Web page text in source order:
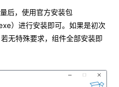
后，使用官方安装包
）进行安装即可。如果是初次
无特殊要求，组件全部安装即